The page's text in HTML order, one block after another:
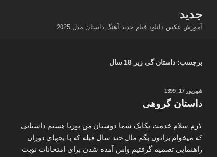
محتوا
جدید
آموزش عکس دانلود فیلم جدید آهنگ داستان مدل 2025
برچسب: داستان گی زیر 18 سال
نوشته‌شده
شهریور 17, 1399
داستان گروهی
لازم سلام خدمت یکایک شما دوستان من پوریا هستم داستانی
که میخوام براتون بگم مال چند سال قبله که با بچهای دوران
راهنمایی تصمیم گرفتیم واس آمده شدن برای امتحانات نوبت